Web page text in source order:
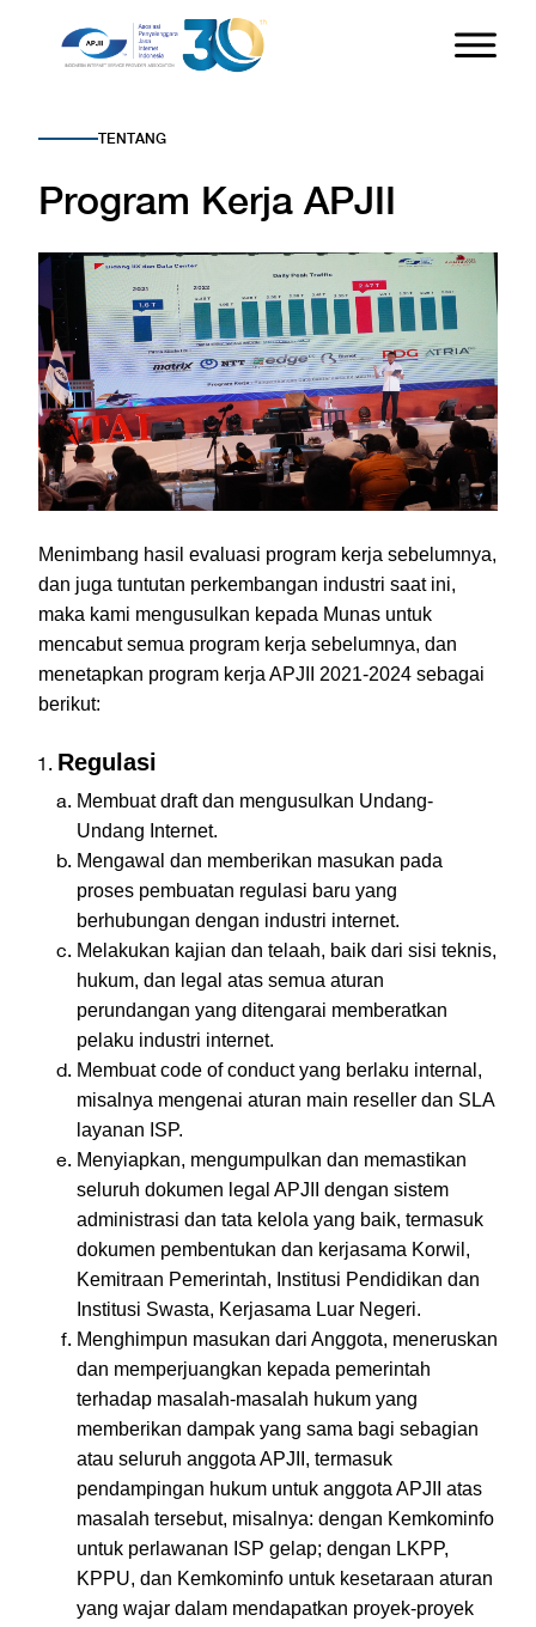
TENTANG
Program Kerja APJII
Menimbang hasil evaluasi program kerja sebelumnya,
dan juga tuntutan perkembangan industri saat ini,
maka kami mengusulkan kepada Munas untuk
mencabut semua program kerja sebelumnya, dan
menetapkan program kerja APJII 2021-2024 sebagai
berikut:
Regulasi
Membuat draft dan mengusulkan Undang-
Undang Internet.
Mengawal dan memberikan masukan pada
proses pembuatan regulasi baru yang
berhubungan dengan industri internet.
Melakukan kajian dan telaah, baik dari sisi teknis,
hukum, dan legal atas semua aturan
perundangan yang ditengarai memberatkan
pelaku industri internet.
Membuat code of conduct yang berlaku internal,
misalnya mengenai aturan main reseller dan SLA
layanan ISP.
Menyiapkan, mengumpulkan dan memastikan
seluruh dokumen legal APJII dengan sistem
administrasi dan tata kelola yang baik, termasuk
dokumen pembentukan dan kerjasama Korwil,
Kemitraan Pemerintah, Institusi Pendidikan dan
Institusi Swasta, Kerjasama Luar Negeri.
Menghimpun masukan dari Anggota, meneruskan
dan memperjuangkan kepada pemerintah
terhadap masalah-masalah hukum yang
memberikan dampak yang sama bagi sebagian
atau seluruh anggota APJII, termasuk
pendampingan hukum untuk anggota APJII atas
masalah tersebut, misalnya: dengan Kemkominfo
untuk perlawanan ISP gelap; dengan LKPP,
KPPU, dan Kemkominfo untuk kesetaraan aturan
yang wajar dalam mendapatkan proyek-proyek